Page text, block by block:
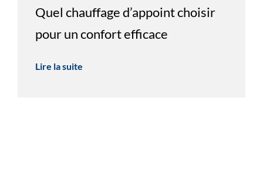
Quel chauffage d’appoint choisir
pour un confort efficace
Lire la suite